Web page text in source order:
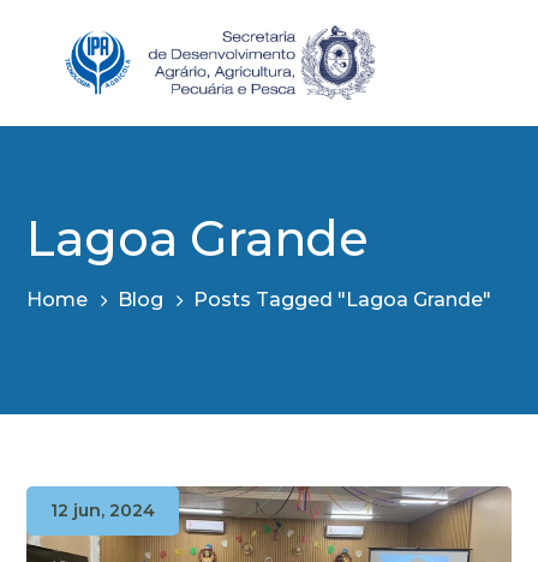
Lagoa Grande
Home Blog Posts Tagged "Lagoa Grande"
12 jun, 2024